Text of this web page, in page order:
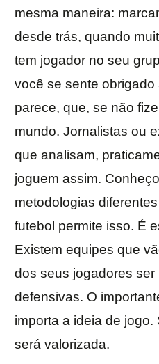
mesma maneira:
desde trás, quando
tem jogador no seu
você se sente obrigado
parece, que, se não
mundo. Jornalistas ou
que analisam,
joguem assim.
metodologias
futebol permite isso. É
Existem equipes que
dos seus jogadores
defensivas. O
importa a ideia de
será valorizada.